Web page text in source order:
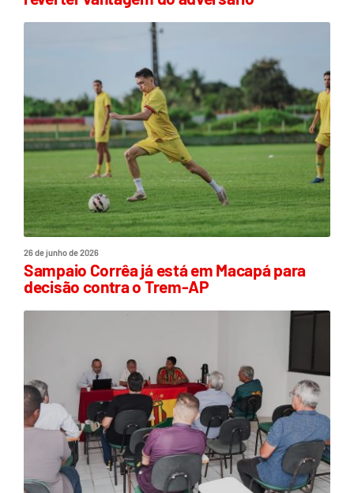
26 de junho de 2026
Sampaio Corrêa já está em Macapá para
decisão contra o Trem-AP